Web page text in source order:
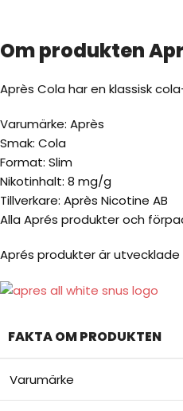
Om produkten
Après Cola har en klassisk
Varumärke: Après
Smak: Cola
Format: Slim
Nikotinhalt: 8 mg/g
Tillverkare: Après Nicotine AB
Alla Aprés produkter och
Aprés produkter är
FAKTA OM PRODUKTEN
Varumärke